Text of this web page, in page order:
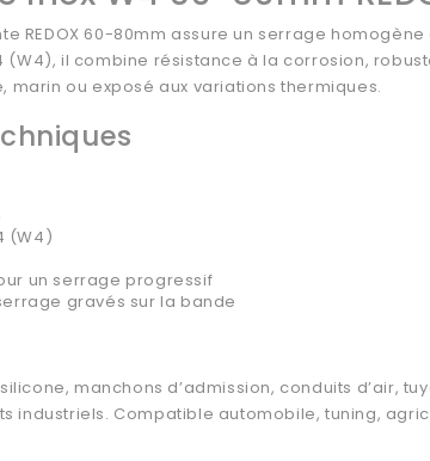
REDOX 60-80mm assure un serrage
(W4), il combine résistance à la corrosion,
marin ou exposé aux variations thermiques.
(W4)
un serrage progressif
gravés sur la bande
manchons d’admission, conduits d’air,
industriels. Compatible automobile, tuning,